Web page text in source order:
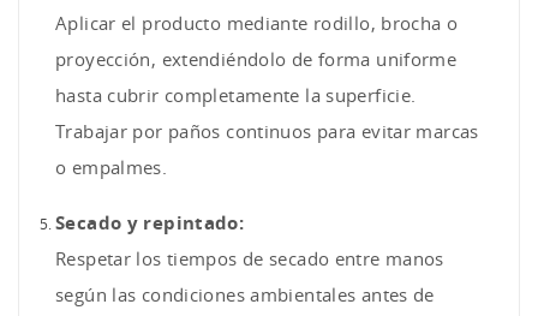
Aplicar el producto mediante rodillo, brocha o
proyección, extendiéndolo de forma uniforme
hasta cubrir completamente la superficie.
Trabajar por paños continuos para evitar marcas
o empalmes.
Secado y repintado:
Respetar los tiempos de secado entre manos
según las condiciones ambientales antes de